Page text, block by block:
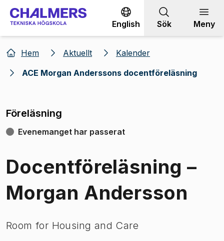
Gå till innehållet
English Sök Meny
Hem Aktuellt
Kalender
ACE Morgan Anderssons docentföreläsning
Föreläsning
Evenemanget har passerat
Docentföreläsning –
Morgan Andersson
Room for Housing and Care